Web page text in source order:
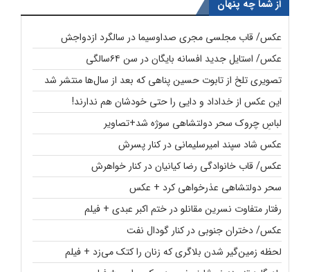
از شما چه پنهان
عکس/ قاب مجلسی مجری صداوسیما در سالگرد ازدواجش
عکس/ استایل جدید افسانه بایگان در سن ۶۴سالگی
تصویری تلخ از تابوت حسین پناهی که بعد از سال‌ها منتشر شد
این عکس از خداداد و دایی را حتی خودشان هم ندارند!
لباسِ چروک سحر دولتشاهی سوژه شد+تصاویر
عکس شاد سپند امیرسلیمانی در کنار پسرش
عکس/ قاب خانوادگی رضا کیانیان در کنار خواهرش
سحر دولتشاهی عذرخواهی کرد + عکس
رفتار متفاوت نسرین مقانلو در ختم اکبر عبدی + فیلم
عکس/ دختران جنوبی در کنار گودال نفت
لحظه زمین‌گیر شدن بلاگری که زنان را کتک می‌زد + فیلم